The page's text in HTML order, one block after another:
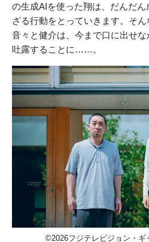
の生成AIを使った翔は、だんだ
ざる行動をとっていきます。そん
音々と健介は、今まで口に出せ
吐露することに……。
©2026フジテレビジョン・ギ